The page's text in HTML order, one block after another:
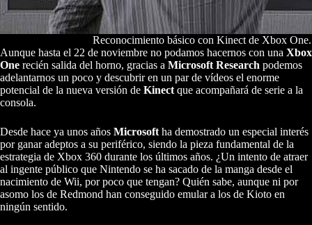
Reconocimiento básico con Kinect de Xbox One.
Aunque hasta el 22 de noviembre no podamos hacernos con una Xbox
One recién salida del horno, gracias a Microsoft Research podemos
adelantarnos un poco y descubrir en un par de vídeos el enorme
potencial de la nueva versión de Kinect que acompañará de serie a la
consola.
Desde hace ya unos años Microsoft ha demostrado un especial interés
por ganar adeptos a su periférico, siendo la pieza fundamental de la
estrategia de Xbox 360 durante los últimos años. ¿Un intento de atraer
al ingente público que Nintendo se ha sacado de la manga desde el
nacimiento de Wii, por poco que tengan? Quién sabe, aunque ni por
asomo los de Redmond han conseguido emular a los de Kioto en
ningún sentido.